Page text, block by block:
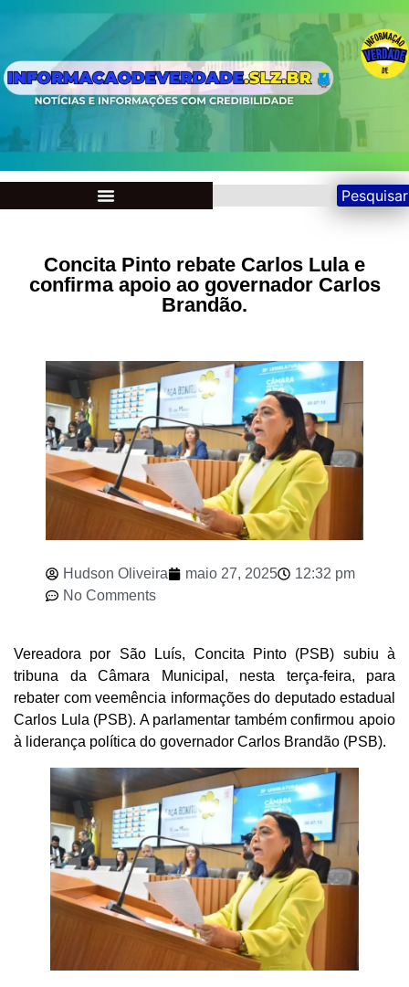
Pesquisar
Concita Pinto rebate Carlos Lula e
confirma apoio ao governador Carlos
Brandão.
Hudson Oliveira maio 27, 2025
12:32 pm
No Comments
Vereadora por São Luís, Concita Pinto (PSB) subiu à
tribuna da Câmara Municipal, nesta terça-feira, para
rebater com veemência informações do deputado estadual
Carlos Lula (PSB). A parlamentar também confirmou apoio
à liderança política do governador Carlos Brandão (PSB).